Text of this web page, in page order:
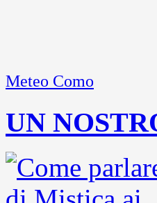
Meteo Como
UN